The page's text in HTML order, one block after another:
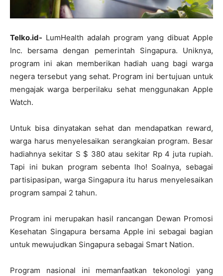
Telko.id- LumHealth adalah program yang dibuat Apple
Inc. bersama dengan pemerintah Singapura. Uniknya,
program ini akan memberikan hadiah uang bagi warga
negera tersebut yang sehat. Program ini bertujuan untuk
mengajak warga berperilaku sehat menggunakan Apple
Watch.
Untuk bisa dinyatakan sehat dan mendapatkan reward,
warga harus menyelesaikan serangkaian program. Besar
hadiahnya sekitar S $ 380 atau sekitar Rp 4 juta rupiah.
Tapi ini bukan program sebenta lho! Soalnya, sebagai
partisipasipan, warga Singapura itu harus menyelesaikan
program sampai 2 tahun.
Program ini merupakan hasil rancangan Dewan Promosi
Kesehatan Singapura bersama Apple ini sebagai bagian
untuk mewujudkan Singapura sebagai Smart Nation.
Program nasional ini memanfaatkan tekonologi yang